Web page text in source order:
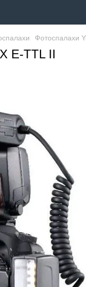
Фотоспалахи
E-TTL II